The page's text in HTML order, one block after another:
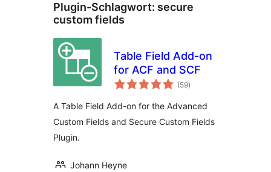
Plugin-Schlagwort: secure
custom fields
Table Field Add-on
for ACF and SCF
(59Bewertungen
insgesamt
)
A Table Field Add-on for the Advanced
Custom Fields and Secure Custom Fields
Plugin.
Johann Heyne